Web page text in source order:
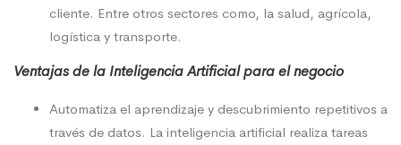
cliente. Entre otros sectores como, la salud, agrícola,
logística y transporte.
Ventajas de la Inteligencia Artificial para el negocio
Automatiza el aprendizaje y descubrimiento repetitivos a
través de datos. La inteligencia artificial realiza tareas